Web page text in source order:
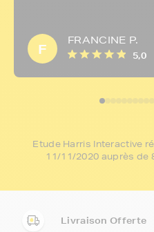
F
FRANCINE P.
5,0
Etude Harris Interactive
11/11/2020 auprès de
Livraison Offerte